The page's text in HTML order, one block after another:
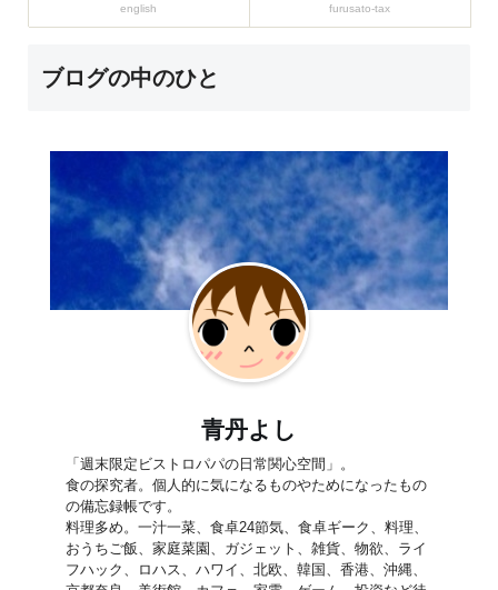
english furusato-tax
ブログの中のひと
青丹よし
「週末限定ビストロパパの日常関心空間」。
食の探究者。個人的に気になるものやためになったもの
の備忘録帳です。
料理多め。一汁一菜、食卓24節気、食卓ギーク、料理、
おうちご飯、家庭菜園、ガジェット、雑貨、物欲、ライ
フハック、ロハス、ハワイ、北欧、韓国、香港、沖縄、